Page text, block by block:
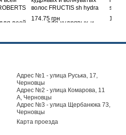
мл.
волос FRUCTIS sh hydra
ricci 250 мл.
174.75 грн
Адрес №1 - улица Руська, 17,
Черновцы
Адрес №2 - улица Комарова, 11
А, Черновцы
Адрес №3 - улица Щербанюка 73,
Черновцы
Карта проезда